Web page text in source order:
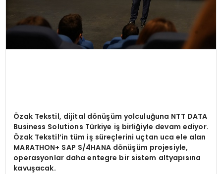
Özak Tekstil, dijital dönüşüm yolculuğuna NTT DATA
Business Solutions Türkiye iş birliğiyle devam ediyor.
Özak Tekstil’in tüm iş süreçlerini uçtan uca ele alan
MARATHON+ SAP S/4HANA dönüşüm projesiyle,
operasyonlar daha entegre bir sistem altyapısına
kavuşacak.